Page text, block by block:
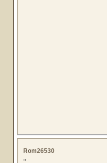
Rom26530
..